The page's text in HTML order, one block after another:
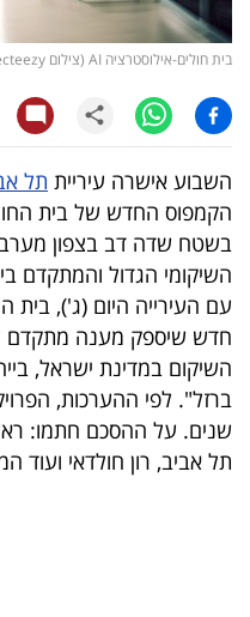
ויראלי
עסקי
ספורט
קריירה
ולימודים
מינויים
רייטינג
רכב
בית חולים-אילוסטרציה AI (צילום vecteezy)
השבוע אישרה עיריית תל
הקמפוס החדש של בית
בשטח שדה דב בצפון מערב
השיקומי הגדול
עם העירייה היום (ג'), בית
חדש שיספק מענה מתקדם
השיקום במדינת ישראל,
שנים. על ההסכם חתמו: ראש
תל אביב, רון חולדאי ועוד